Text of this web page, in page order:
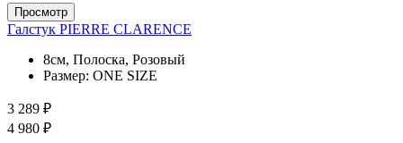
Просмотр
Галстук PIERRE CLARENCE
8см, Полоска, Розовый
Размер: ONE SIZE
3 289 ₽
4 980 ₽